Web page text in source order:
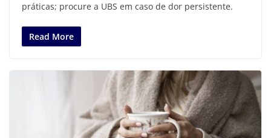
práticas; procure a UBS em caso de dor persistente.
Read More